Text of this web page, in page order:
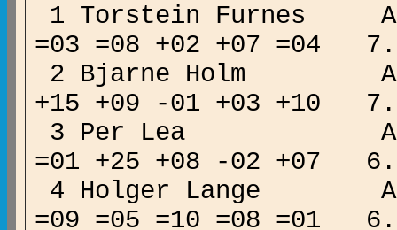
1 Torstein Furnes A
=03 =08 +02 +07
2 Bjarne Holm A
+15 +09 -01 +03
3 Per Lea A 1618
=01 +25 +08 -02
4 Holger Lange A
=09 =05 =10 =08